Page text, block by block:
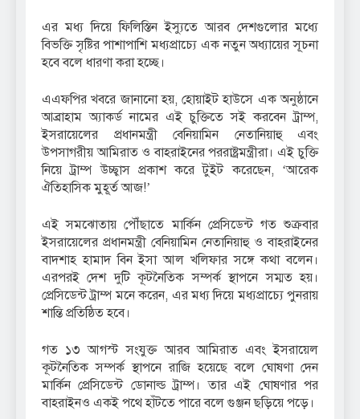
এর মধ্য দিয়ে ফিলিস্তিন ইস্যুতে আরব দেশগুলোর মধ্যে
বিভক্তি সৃষ্টির পাশাপাশি মধ্যপ্রাচ্যে এক নতুন অধ্যায়ের সূচনা
হবে বলে ধারণা করা হচ্ছে।
এএফপির খবরে জানানো হয়, হোয়াইট হাউসে এক অনুষ্ঠানে
আব্রাহাম অ্যাকর্ড নামের এই চুক্তিতে সই করবেন ট্রাম্প,
ইসরায়েলের প্রধানমন্ত্রী বেনিয়ামিন নেতানিয়াহু এবং
উপসাগরীয় আমিরাত ও বাহরাইনের পররাষ্ট্রমন্ত্রীরা। এই চুক্তি
নিয়ে ট্রাম্প উচ্ছ্বাস প্রকাশ করে টুইট করেছেন, ‘আরেক
ঐতিহাসিক মুহূর্ত আজ!’
এই সমঝোতায় পৌঁছাতে মার্কিন প্রেসিডেন্ট গত শুক্রবার
ইসরায়েলের প্রধানমন্ত্রী বেনিয়ামিন নেতানিয়াহু ও বাহরাইনের
বাদশাহ হামাদ বিন ইসা আল খলিফার সঙ্গে কথা বলেন।
এরপরই দেশ দুটি কূটনৈতিক সম্পর্ক স্থাপনে সম্মত হয়।
প্রেসিডেন্ট ট্রাম্প মনে করেন, এর মধ্য দিয়ে মধ্যপ্রাচ্যে পুনরায়
শান্তি প্রতিষ্ঠিত হবে।
গত ১৩ আগস্ট সংযুক্ত আরব আমিরাত এবং ইসরায়েল
কূটনৈতিক সম্পর্ক স্থাপনে রাজি হয়েছে বলে ঘোষণা দেন
মার্কিন প্রেসিডেন্ট ডোনাল্ড ট্রাম্প। তার এই ঘোষণার পর
বাহরাইনও একই পথে হাঁটতে পারে বলে গুঞ্জন ছড়িয়ে পড়ে।